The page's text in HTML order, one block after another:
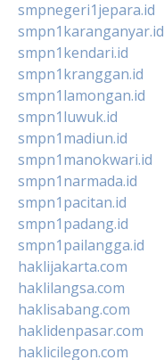
smpnegeri1jepara.id
smpn1karanganyar.id
smpn1kendari.id
smpn1kranggan.id
smpn1lamongan.id
smpn1luwuk.id
smpn1madiun.id
smpn1manokwari.id
smpn1narmada.id
smpn1pacitan.id
smpn1padang.id
smpn1pailangga.id
haklijakarta.com
haklilangsa.com
haklisabang.com
haklidenpasar.com
haklicilegon.com